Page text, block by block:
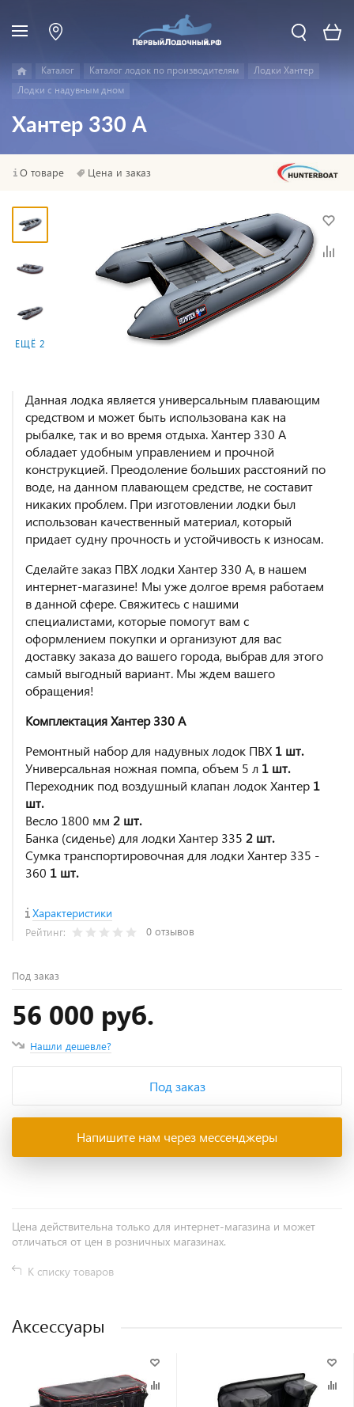
Каталог Каталог лодок по производителям
Лодки Хантер
Лодки с надувным дном
Хантер 330 А
О товаре Цена и заказ
ЕЩЁ 2
Данная лодка является универсальным плавающим
средством и может быть использована как на
рыбалке, так и во время отдыха. Хантер 330 А
обладает удобным управлением и прочной
конструкцией. Преодоление больших расстояний по
воде, на данном плавающем средстве, не составит
никаких проблем. При изготовлении лодки был
использован качественный материал, который
придает судну прочность и устойчивость к износам.
Сделайте заказ ПВХ лодки Хантер 330 А, в нашем
интернет-магазине! Мы уже долгое время работаем
в данной сфере. Свяжитесь с нашими
специалистами, которые помогут вам с
оформлением покупки и организуют для вас
доставку заказа до вашего города, выбрав для этого
самый выгодный вариант. Мы ждем вашего
обращения!
Комплектация Хантер 330 А
Ремонтный набор для надувных лодок ПВХ 1 шт.
Универсальная ножная помпа, объем 5 л 1 шт.
Переходник под воздушный клапан лодок Хантер 1
шт.
Весло 1800 мм 2 шт.
Банка (сиденье) для лодки Хантер 335 2 шт.
Сумка транспортировочная для лодки Хантер 335 -
360 1 шт.
Характеристики
Рейтинг: 0 отзывов
Под заказ
56 000 руб.
Нашли дешевле?
Под заказ
Напишите нам через мессенджеры
Цена действительна только для интернет-магазина и может
отличаться от цен в розничных магазинах.
К списку товаров
Аксессуары